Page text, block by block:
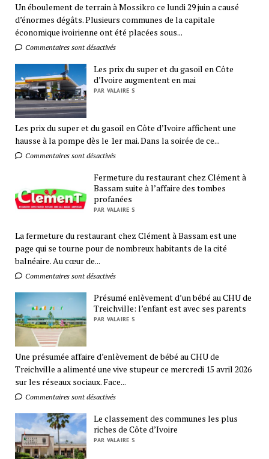
Un éboulement de terrain à Mossikro ce lundi 29 juin a causé
d’énormes dégâts. Plusieurs communes de la capitale
économique ivoirienne ont été placées sous...
Commentaires sont désactivés
Les prix du super et du gasoil en Côte
d’Ivoire augmentent en mai
PAR VALAIRE S
Les prix du super et du gasoil en Côte d’Ivoire affichent une
hausse à la pompe dès le 1er mai. Dans la soirée de ce...
Commentaires sont désactivés
Fermeture du restaurant chez Clément à
Bassam suite à l’affaire des tombes
profanées
PAR VALAIRE S
La fermeture du restaurant chez Clément à Bassam est une
page qui se tourne pour de nombreux habitants de la cité
balnéaire. Au cœur de...
Commentaires sont désactivés
Présumé enlèvement d’un bébé au CHU de
Treichville: l’enfant est avec ses parents
PAR VALAIRE S
Une présumée affaire d’enlèvement de bébé au CHU de
Treichville a alimenté une vive stupeur ce mercredi 15 avril 2026
sur les réseaux sociaux. Face...
Commentaires sont désactivés
Le classement des communes les plus
riches de Côte d’Ivoire
PAR VALAIRE S